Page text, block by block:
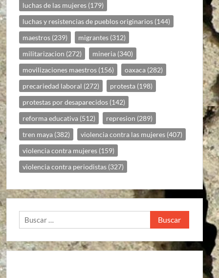
luchas de las mujeres (179)
luchas y resistencias de pueblos originarios (144)
maestros (239) migrantes (312)
militarizacion (272) mineria (340)
movilizaciones maestros (156) oaxaca (282)
precariedad laboral (272) protesta (198)
protestas por desaparecidos (142)
reforma educativa (512) represion (289)
tren maya (382) violencia contra las mujeres (407)
violencia contra mujeres (159)
violencia contra periodistas (327)
Buscar: